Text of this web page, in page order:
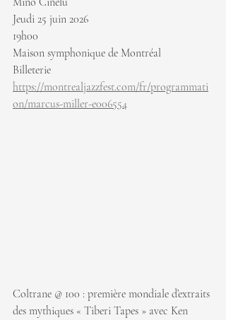
Jeudi 25 juin 2026
19h00
Maison symphonique de Montréal
Billeterie
https://montrealjazzfest.com/fr/programmati
on/marcus-miller-e006554
Coltrane @ 100 : première mondiale d’extraits
des mythiques « Tiberi Tapes » avec Ken